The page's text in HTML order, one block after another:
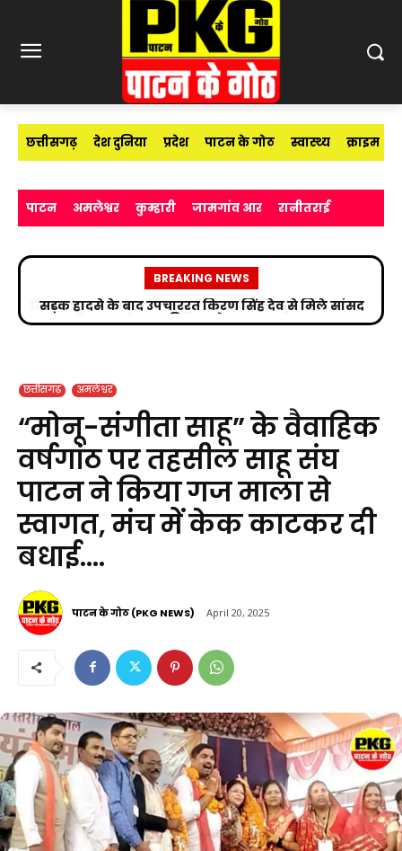
छत्तीसगढ़ देश दुनिया प्रदेश पाटन के गोठ स्वास्थ्य क्राइम
पाटन अमलेश्वर कुम्हारी जामगांव आर रानीतराई
BREAKING NEWS
सड़क हादसे के बाद उपचाररत किरण सिंह देव से मिले सांसद
विजय बघेल
छत्तीसगढ़ अमलेश्वर
“मोनू-संगीता साहू” के वैवाहिक
वर्षगांठ पर तहसील साहू संघ
पाटन ने किया गज माला से
स्वागत, मंच में केक काटकर दी
बधाई….
पाटन के गोठ (PKG NEWS) April 20, 2025